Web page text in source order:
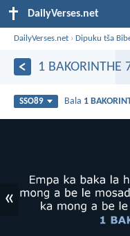
DailyVerses.net
DailyVerses.net ›Dipuku tša
1 BAKORINTHE
SSO89 Bala 1
«